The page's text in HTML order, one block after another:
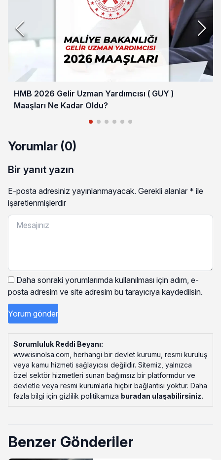
HMB 2026 Gelir Uzman Yardımcısı ( GUY )
Maaşları Ne Kadar Oldu?
Yorumlar (0)
Bir yanıt yazın
E-posta adresiniz yayınlanmayacak. Gerekli alanlar * ile
işaretlenmişlerdir
Daha sonraki yorumlarımda kullanılması için adım, e-
posta adresim ve site adresim bu tarayıcıya kaydedilsin.
Sorumluluk Reddi Beyanı:
www.isinolsa.com, herhangi bir devlet kurumu, resmi kuruluş
veya kamu hizmeti sağlayıcısı değildir. Sitemiz, yalnızca
özel sektör hizmetleri sunan bağımsız bir platformdur ve
devletle veya resmi kurumlarla hiçbir bağlantısı yoktur. Daha
fazla bilgi için gizlilik politikamıza buradan ulaşabilirsiniz.
Benzer Gönderiler